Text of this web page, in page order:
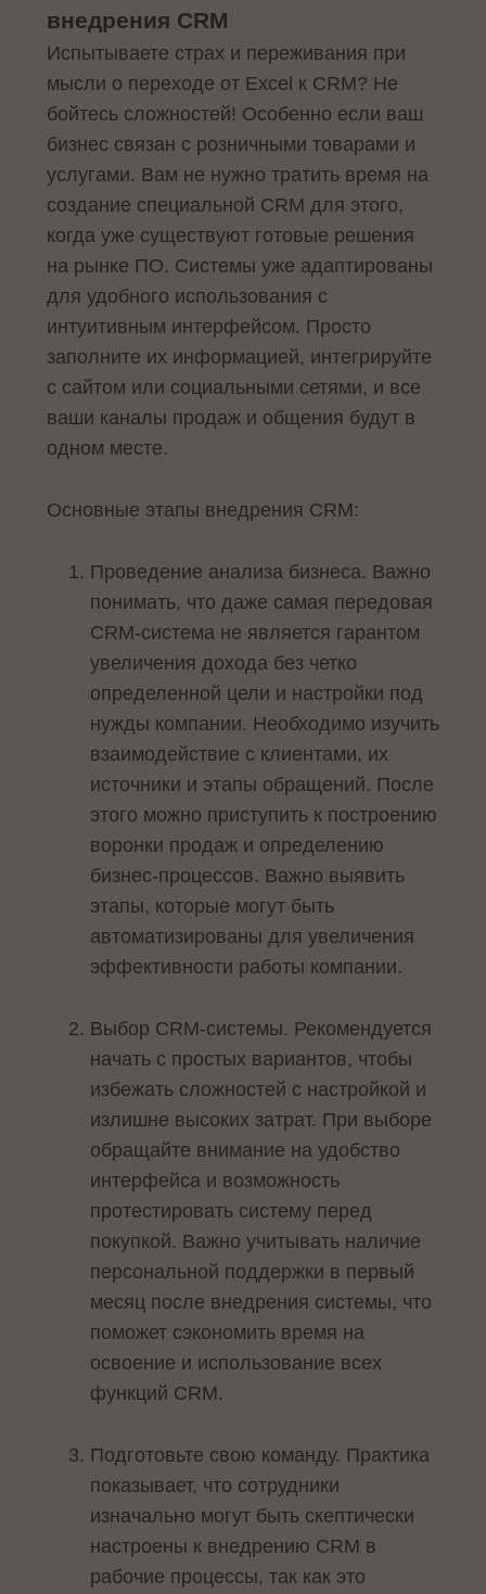
внедрения CRM
Испытываете страх и переживания при
мысли о переходе от Excel к CRM? Не
бойтесь сложностей! Особенно если ваш
бизнес связан с розничными товарами и
услугами. Вам не нужно тратить время на
создание специальной CRM для этого,
когда уже существуют готовые решения
на рынке ПО. Системы уже адаптированы
для удобного использования с
интуитивным интерфейсом. Просто
заполните их информацией, интегрируйте
с сайтом или социальными сетями, и все
ваши каналы продаж и общения будут в
одном месте.
Основные этапы внедрения CRM:
Проведение анализа бизнеса. Важно
понимать, что даже самая передовая
CRM-система не является гарантом
увеличения дохода без четко
определенной цели и настройки под
нужды компании. Необходимо изучить
взаимодействие с клиентами, их
источники и этапы обращений. После
этого можно приступить к построению
воронки продаж и определению
бизнес-процессов. Важно выявить
этапы, которые могут быть
автоматизированы для увеличения
эффективности работы компании.
Выбор CRM-системы. Рекомендуется
начать с простых вариантов, чтобы
избежать сложностей с настройкой и
излишне высоких затрат. При выборе
обращайте внимание на удобство
интерфейса и возможность
протестировать систему перед
покупкой. Важно учитывать наличие
персональной поддержки в первый
месяц после внедрения системы, что
поможет сэкономить время на
освоение и использование всех
функций CRM.
Подготовьте свою команду. Практика
показывает, что сотрудники
изначально могут быть скептически
настроены к внедрению CRM в
рабочие процессы, так как это